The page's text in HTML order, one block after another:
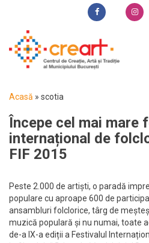
Acasă » scotia
Începe cel mai mare
internațional de
FIF 2015
Peste 2.000 de artiști, o paradă
populare cu aproape 600 de
ansambluri folclorice, târg de
muzică populară și nu numai, toate
de-a IX-a ediții a Festivalul